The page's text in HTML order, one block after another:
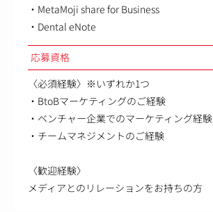
・MetaMoji share for Business
・Dental eNote
応募資格
〈必須経験〉※いずれか1つ
・BtoBマーケティングのご経験
・ベンチャー企業でのマーケティング経験
・チームマネジメントのご経験
〈歓迎経験〉
メディアとのリレーションをお持ちの方